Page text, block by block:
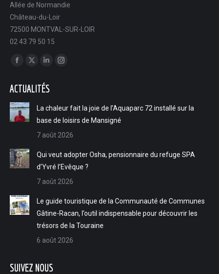
Allée de Normandie
Château-du-Loir
72500 MONTVAL-SUR-LOIR
02 43 79 50 15
Trouvez nous sur :
Facebook
opens
in
new
X
opens
new
LinkedIn
opens
in
new
Instagram
new
ACTUALITÉS
La chaleur fait la joie de l’Aquaparc 72 installé sur la
base de loisirs de Mansigné
7 août 2026
Qui veut adopter Osha, pensionnaire du refuge SPA
d’Yvré l’Evêque ?
7 août 2026
Le guide touristique de la Communauté de Communes
Gâtine-Racan, l’outil indispensable pour découvrir les
trésors de la Touraine
6 août 2026
SUIVEZ NOUS